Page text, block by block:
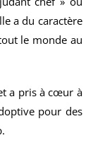
a du caractère
le monde au
a pris à cœur à
pour des